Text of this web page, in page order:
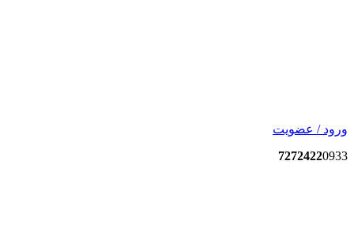
ورود / عضویت
72724220933